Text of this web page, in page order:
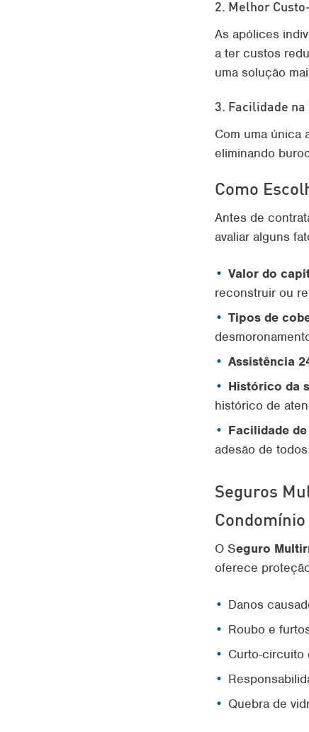
2. Melhor
As apólices
a ter custos
uma solução
3. Facilidade
Com uma única
eliminando
Como
Antes de
avaliar alguns
Valor do
reconstruir ou
Tipos de
Assistência
Histórico da
histórico de
Facilidade
adesão de
Seguros
Condomínio
O Seguro
oferece
Danos
Roubo e
Curto-circuito
Quebra de